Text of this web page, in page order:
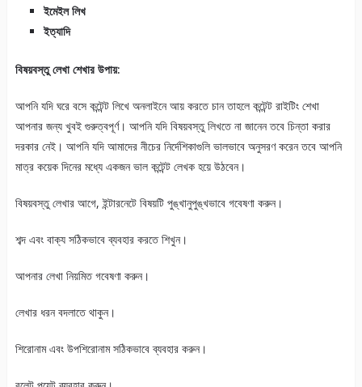
ইমেইল লিখ
ইত্যাদি
বিষয়বস্তু লেখা শেখার উপায়:
আপনি যদি ঘরে বসে কন্টেন্ট লিখে অনলাইনে আয় করতে চান তাহলে কন্টেন্ট রাইটিং শেখা
আপনার জন্য খুবই গুরুত্বপূর্ণ। আপনি যদি বিষয়বস্তু লিখতে না জানেন তবে চিন্তা করার
দরকার নেই। আপনি যদি আমাদের নীচের নির্দেশিকাগুলি ভালভাবে অনুসরণ করেন তবে আপনি
মাত্র কয়েক দিনের মধ্যে একজন ভাল কন্টেন্ট লেখক হয়ে উঠবেন।
বিষয়বস্তু লেখার আগে, ইন্টারনেটে বিষয়টি পুঙ্খানুপুঙ্খভাবে গবেষণা করুন।
শব্দ এবং বাক্য সঠিকভাবে ব্যবহার করতে শিখুন।
আপনার লেখা নিয়মিত গবেষণা করুন।
লেখার ধরন বদলাতে থাকুন।
শিরোনাম এবং উপশিরোনাম সঠিকভাবে ব্যবহার করুন।